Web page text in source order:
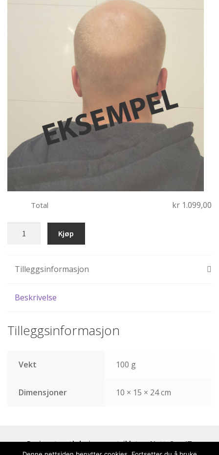
Total kr 1.099,00
antall
Kjøp
Tilleggsinformasjon
Beskrivelse
Tilleggsinformasjon
Vekt 100 g
Dimensjoner 10 × 15 × 24 cm
Designet av tbdesign og utviklet avNett-Opp IT